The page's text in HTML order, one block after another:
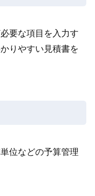
要な項目を入力す
りやすい見積書を
位などの予算管理